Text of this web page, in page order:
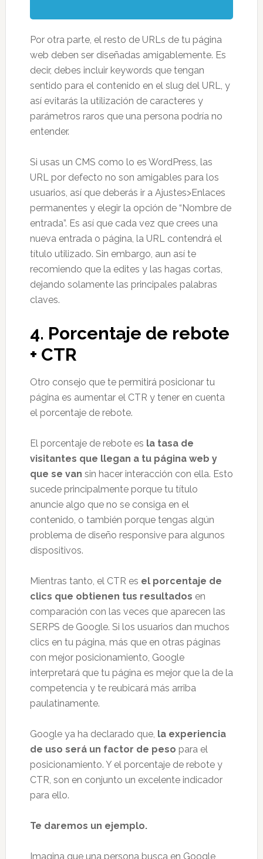
Por otra parte, el resto de URLs de tu página
web deben ser diseñadas amigablemente. Es
decir, debes incluir keywords que tengan
sentido para el contenido en el slug del URL, y
así evitarás la utilización de caracteres y
parámetros raros que una persona podría no
entender.
Si usas un CMS como lo es WordPress, las
URL por defecto no son amigables para los
usuarios, así que deberás ir a Ajustes>Enlaces
permanentes y elegir la opción de “Nombre de
entrada”. Es así que cada vez que crees una
nueva entrada o página, la URL contendrá el
título utilizado. Sin embargo, aun así te
recomiendo que la edites y las hagas cortas,
dejando solamente las principales palabras
claves.
4. Porcentaje de rebote
+ CTR
Otro consejo que te permitirá posicionar tu
página es aumentar el CTR y tener en cuenta
el porcentaje de rebote.
El porcentaje de rebote es la tasa de
visitantes que llegan a tu página web y
que se van sin hacer interacción con ella. Esto
sucede principalmente porque tu título
anuncie algo que no se consiga en el
contenido, o también porque tengas algún
problema de diseño responsive para algunos
dispositivos.
Mientras tanto, el CTR es el porcentaje de
clics que obtienen tus resultados en
comparación con las veces que aparecen las
SERPS de Google. Si los usuarios dan muchos
clics en tu página, más que en otras páginas
con mejor posicionamiento, Google
interpretará que tu página es mejor que la de la
competencia y te reubicará más arriba
paulatinamente.
Google ya ha declarado que, la experiencia
de uso será un factor de peso para el
posicionamiento. Y el porcentaje de rebote y
CTR, son en conjunto un excelente indicador
para ello.
Te daremos un ejemplo.
Imagina que una persona busca en Google